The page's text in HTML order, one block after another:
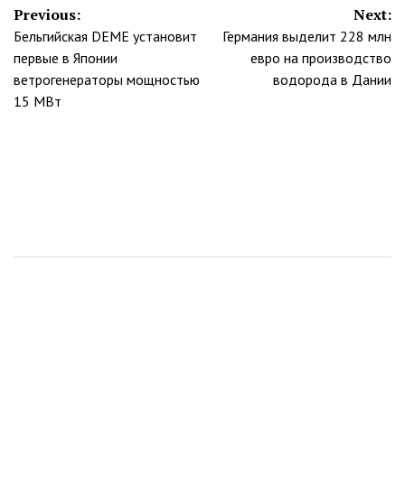
Навигация
по
записям
Previous:
Бельгийская DEME установит
первые в Японии
ветрогенераторы мощностью
15 МВт
Next:
Германия выделит 228 млн
евро на производство
водорода в Дании